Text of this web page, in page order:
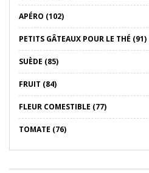
APÉRO (102)
PETITS GÂTEAUX POUR LE THÉ (91)
SUÈDE (85)
FRUIT (84)
FLEUR COMESTIBLE (77)
TOMATE (76)